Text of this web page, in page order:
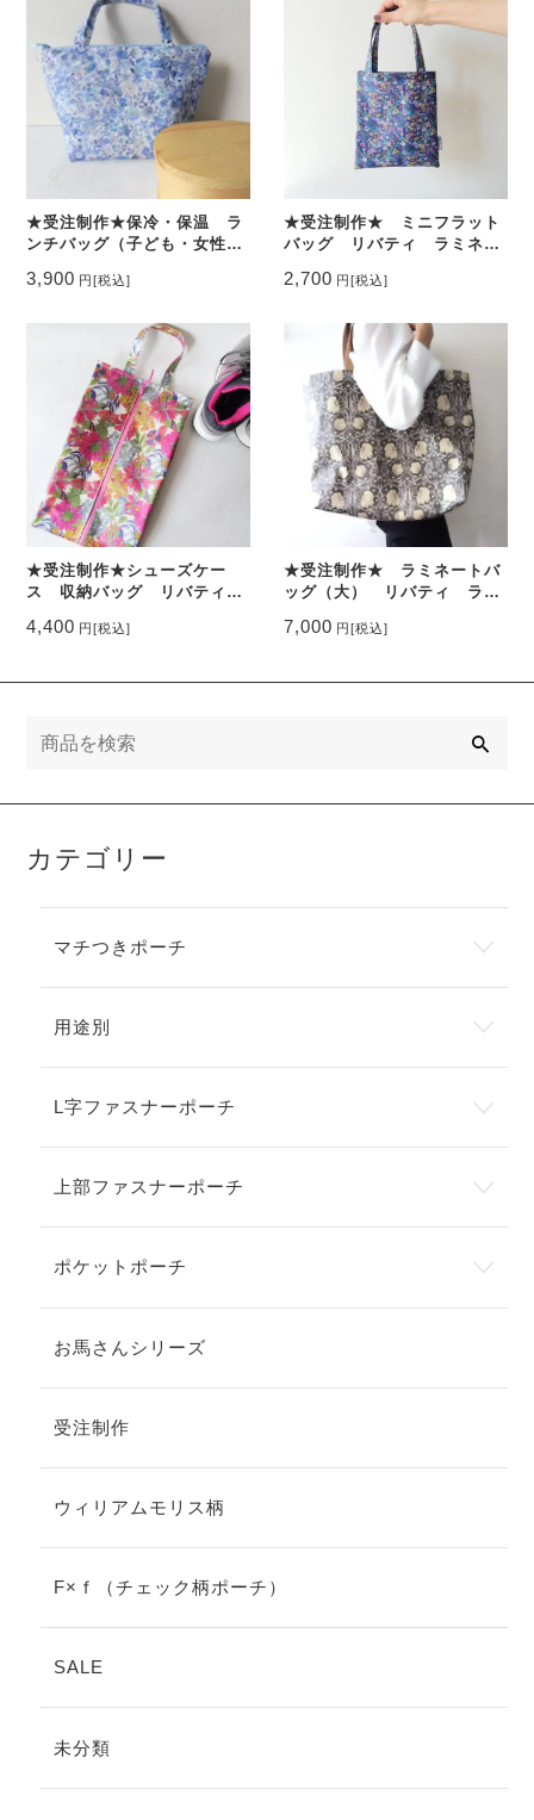
★受注制作★保冷・保温 ラ
ンチバッグ（子ども・女性向
みの柄でオーダーをお受けし
3,900 円[税込]
★受注制作★ ミニフラット
バッグ リバティ ラミネー
お受けします オーダーメイ
2,700 円[税込]
★受注制作★シューズケー
ス 収納バッグ リバティ
をお受けします
4,400 円[税込]
★受注制作★ ラミネートバ
ッグ（大） リバティ ラミ
ーをお受けします オーダー
7,000 円[税込]
カテゴリー
マチつきポーチ
用途別
L字ファスナーポーチ
上部ファスナーポーチ
ポケットポーチ
お馬さんシリーズ
受注制作
ウィリアムモリス柄
F×ｆ（チェック柄ポーチ）
SALE
未分類